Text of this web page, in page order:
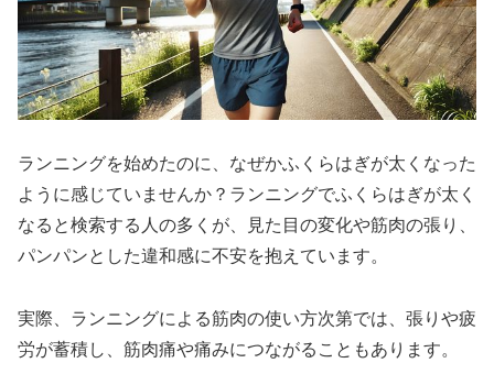
ランニングを始めたのに、なぜかふくらはぎが太くなった
ように感じていませんか？ランニングでふくらはぎが太く
なると検索する人の多くが、見た目の変化や筋肉の張り、
パンパンとした違和感に不安を抱えています。
実際、ランニングによる筋肉の使い方次第では、張りや疲
労が蓄積し、筋肉痛や痛みにつながることもあります。